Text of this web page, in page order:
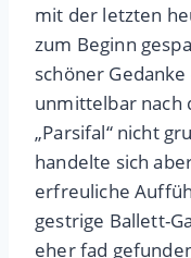
mit der letzten
zum Beginn
schöner
unmittelbar nach
„Parsifal“ nicht
handelte sich
erfreuliche
gestrige Ballett-
eher fad